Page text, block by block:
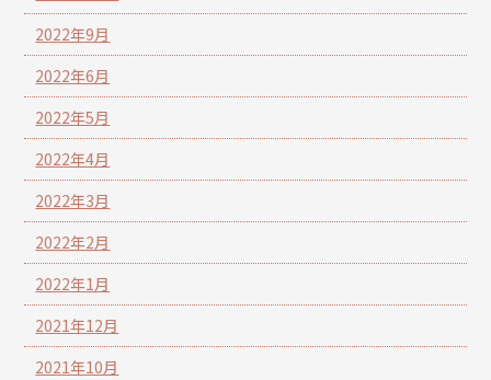
2022年9月
2022年6月
2022年5月
2022年4月
2022年3月
2022年2月
2022年1月
2021年12月
2021年10月